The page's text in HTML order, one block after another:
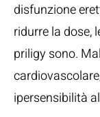
disfunzione
ridurre la dose,
priligy sono.
ipersensibilità